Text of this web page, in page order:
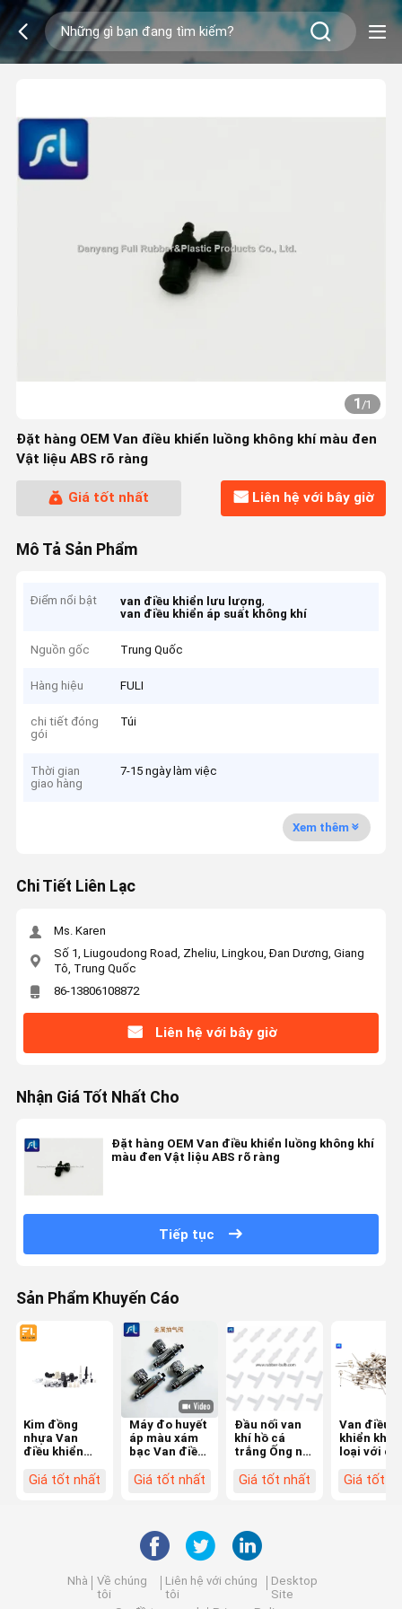
1/1
Đặt hàng OEM Van điều khiển luồng không khí màu đen
Vật liệu ABS rõ ràng
Giá tốt nhất Liên hệ với bây giờ
Mô Tả Sản Phẩm
Điểm nổi bật van điều khiển lưu lượng,
van điều khiển áp suất không khí
Nguồn gốc Trung Quốc
Hàng hiệu FULI
chi tiết đóng
gói
Túi
Thời gian
giao hàng
7-15 ngày làm việc
Xem thêm
Chi Tiết Liên Lạc
Ms. Karen
Số 1, Liugoudong Road, Zheliu, Lingkou, Đan Dương, Giang
Tô, Trung Quốc
86-13806108872
Liên hệ với bây giờ
Nhận Giá Tốt Nhất Cho
Đặt hàng OEM Van điều khiển luồng không khí
màu đen Vật liệu ABS rõ ràng
Tiếp tục
Sản Phẩm Khuyến Cáo
Kim đồng
nhựa Van
điều khiển
Van điều
Giá tốt nhất
Máy đo huyết
áp màu xám
bạc Van điều
lượng khí
lượng khí nén
bằng kim loại
Giá tốt nhất
Đầu nối van
khí hồ cá
trắng Ống nội
nhựa, 3 chiều
Giá tốt nhất
Van điều
khiển khí
loại với
cho máy
Giá tốt
Nhà
Về chúng
tôi
Liên hệ với chúng
tôi
Desktop
Site